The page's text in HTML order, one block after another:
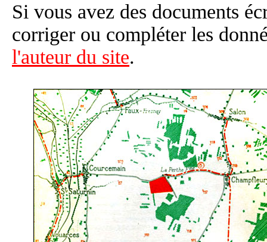
Si vous avez des documents
corriger ou compléter les
l'auteur du site.